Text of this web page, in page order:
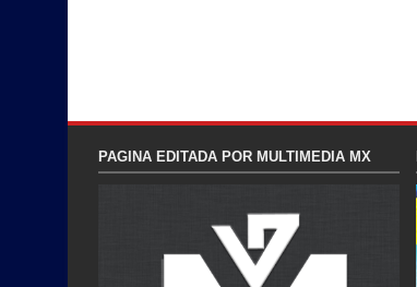
PAGINA EDITADA POR MULTIMEDIA MX